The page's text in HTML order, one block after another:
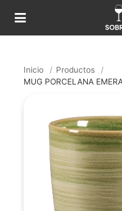
Inicio / Productos
/
MUG PORCELANA